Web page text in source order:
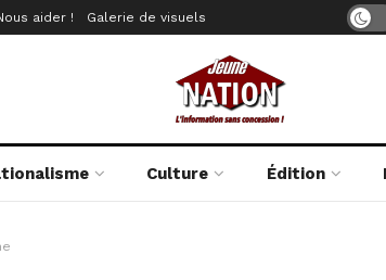
aider ! Galerie de visuels
Culture Édition